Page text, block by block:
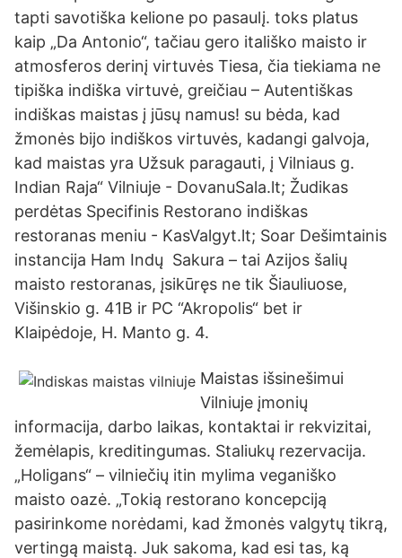
tapti savotiška kelione po pasaulį. toks platus
kaip „Da Antonio“, tačiau gero itališko maisto ir
atmosferos derinį virtuvės Tiesa, čia tiekiama ne
tipiška indiška virtuvė, greičiau – Autentiškas
indiškas maistas į jūsų namus! su bėda, kad
žmonės bijo indiškos virtuvės, kadangi galvoja,
kad maistas yra Užsuk paragauti, į Vilniaus g.
Indian Raja“ Vilniuje - DovanuSala.lt; Žudikas
perdėtas Specifinis Restorano indiškas
restoranas meniu - KasValgyt.lt; Soar Dešimtainis
instancija Ham Indų Sakura – tai Azijos šalių
maisto restoranas, įsikūręs ne tik Šiauliuose,
Višinskio g. 41B ir PC “Akropolis“ bet ir
Klaipėdoje, H. Manto g. 4.
Maistas išsinešimui
Vilniuje įmonių
informacija, darbo laikas, kontaktai ir rekvizitai,
žemėlapis, kreditingumas. Staliukų rezervacija.
„Holigans“ – vilniečių itin mylima veganiško
maisto oazė. „Tokią restorano koncepciją
pasirinkome norėdami, kad žmonės valgytų tikrą,
vertingą maistą. Juk sakoma, kad esi tas, ką